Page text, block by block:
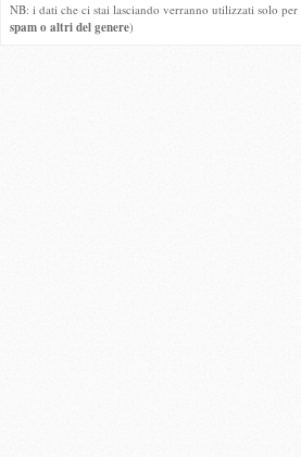
NB: i dati che ci stai lasciando verranno utilizzati solo
spam o altri del genere)